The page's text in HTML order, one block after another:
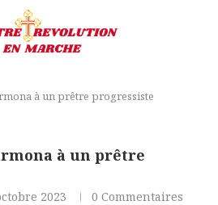
à un prêtre progressiste
à un prêtre
2023 0 Commentaires